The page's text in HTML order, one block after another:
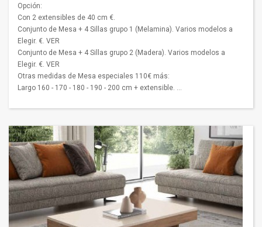
Opción:
Con 2 extensibles de 40 cm €.
Conjunto de Mesa + 4 Sillas grupo 1 (Melamina). Varios modelos a
Elegir. €. VER
Conjunto de Mesa + 4 Sillas grupo 2 (Madera). Varios modelos a
Elegir. €. VER
Otras medidas de Mesa especiales 110€ más:
Largo 160 - 170 - 180 - 190 - 200 cm + extensible. ...